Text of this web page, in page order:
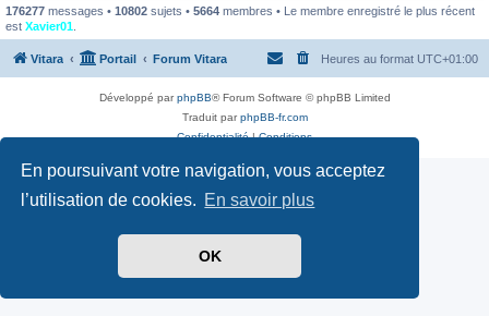
En poursuivant votre navigation, vous acceptez
l’utilisation de cookies. En savoir plus
OK
176277 messages • 10802 sujets • 5664 membres • Le membre enregistré le plus récent
est Xavier01
Vitara Portail Forum Vitara Heures au format UTC+01:00
Développé parphpBB® Forum Software © phpBB Limited
Traduit parphpBB-fr.com
Confidentialité|Conditions